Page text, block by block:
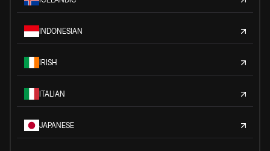
INDONESIAN
IRISH
ITALIAN
JAPANESE